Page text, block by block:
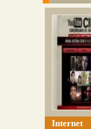
Internet